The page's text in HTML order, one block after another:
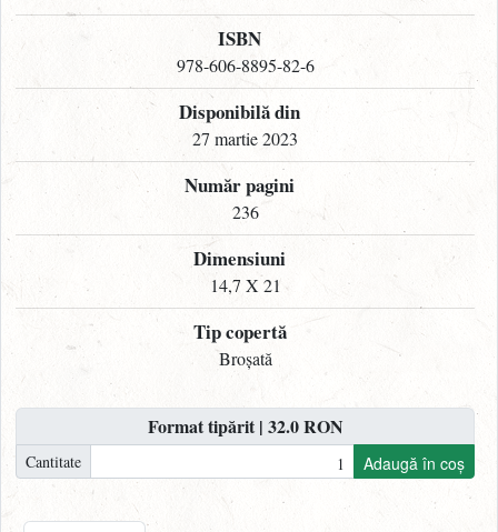
ISBN
978-606-8895-82-6
Disponibilă din
27 martie 2023
Număr pagini
236
Dimensiuni
14,7 X 21
Tip copertă
Broșată
Format tipărit | 32.0 RON
Cantitate Adaugă în coș